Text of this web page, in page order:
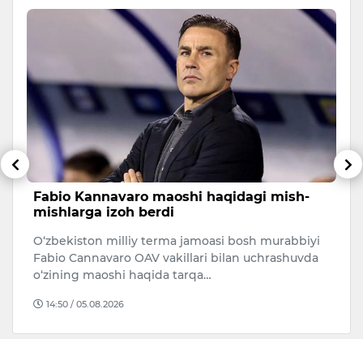
Fabio Kannavaro maoshi haqidagi mish-
mishlarga izoh berdi
O‘zbekiston milliy terma jamoasi bosh murabbiyi
Fabio Cannavaro OAV vakillari bilan uchrashuvda
o‘zining maoshi haqida tarqa…
14:50 / 05.08.2026